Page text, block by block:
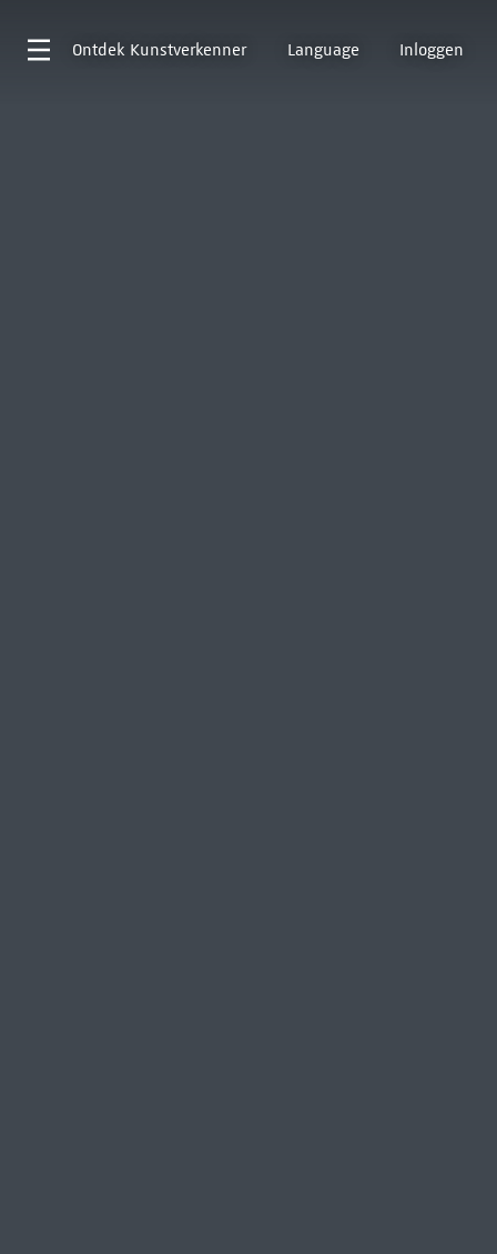
Ontdek Kunstverkenner Language Inloggen